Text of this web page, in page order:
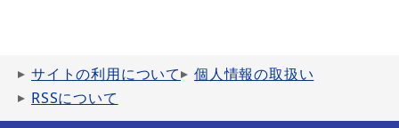
サイトの利用について
個人情報の取扱い
RSSについて